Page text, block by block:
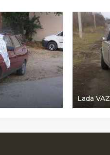
Lada